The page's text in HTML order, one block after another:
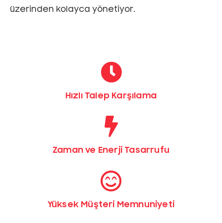
üzerinden kolayca yönetiyor.
Hızlı Talep Karşılama
Zaman ve Enerji Tasarrufu
Yüksek Müşteri Memnuniyeti